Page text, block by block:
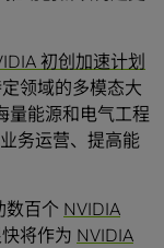
初创加速计划
领域的多模态大
量能源和电气工程
务运营、提高能
数百个 NVIDIA
将作为 NVIDIA